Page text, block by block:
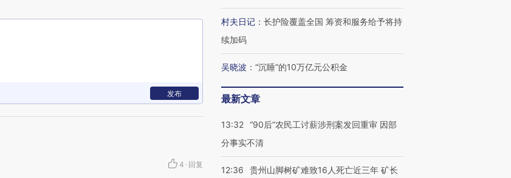
发布
4 · 回复
村夫日记 ： 长护险覆盖全国 筹资和服务给予将持
续加码
吴晓波 ： “沉睡”的10万亿元公积金
最新文章
13:32 “90后”农民工讨薪涉刑案发回重审 因部
分事实不清
12:36
贵州山脚树矿难致16人死亡近三年 矿长